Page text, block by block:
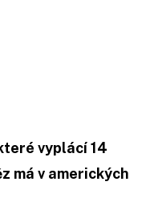
vyplácí 14
má v amerických